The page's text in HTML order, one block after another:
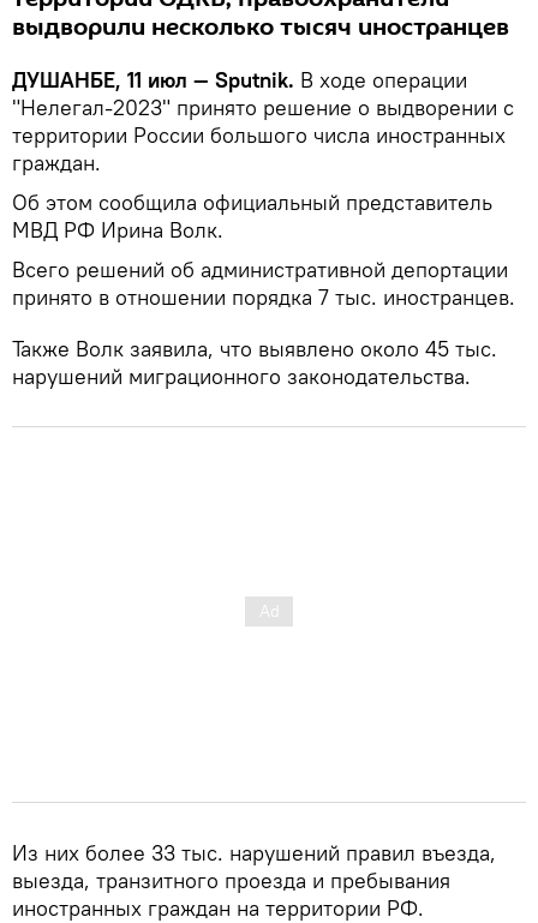
выдворили несколько тысяч иностранцев
ДУШАНБЕ, 11 июл — Sputnik. В ходе операции
"Нелегал-2023" принято решение о выдворении с
территории России большого числа иностранных
граждан.
Об этом сообщила официальный представитель
МВД РФ Ирина Волк.
Всего решений об административной депортации
принято в отношении порядка 7 тыс. иностранцев.
Также Волк заявила, что выявлено около 45 тыс.
нарушений миграционного законодательства.
Из них более 33 тыс. нарушений правил въезда,
выезда, транзитного проезда и пребывания
иностранных граждан на территории РФ.